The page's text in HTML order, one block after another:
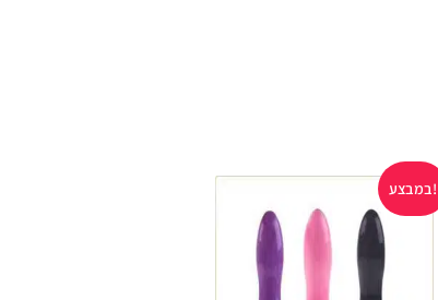
במבצע!